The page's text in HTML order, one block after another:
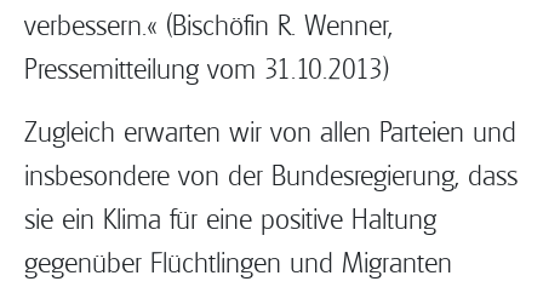
verbessern.« (Bischöfin R. Wenner,
Pressemitteilung vom 31.10.2013)
Zugleich erwarten wir von allen Parteien und
insbesondere von der Bundesregierung, dass
sie ein Klima für eine positive Haltung
gegenüber Flüchtlingen und Migranten